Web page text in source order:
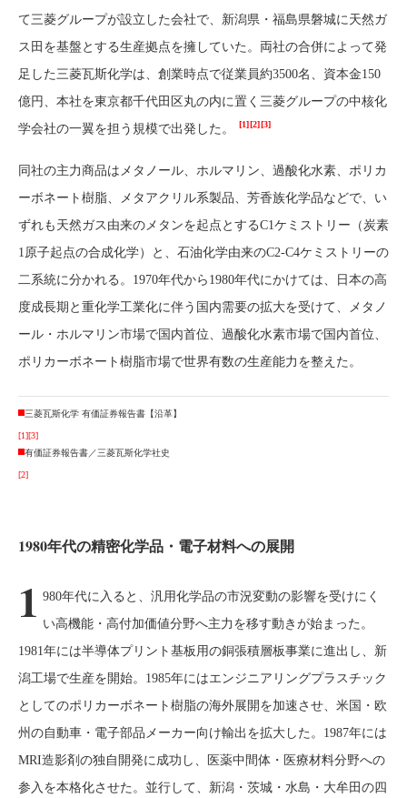
て三菱グループが設立した会社で、新潟県・福島県磐城に天然ガ
ス田を基盤とする生産拠点を擁していた。両社の合併によって発
足した三菱瓦斯化学は、創業時点で従業員約3500名、資本金150
億円、本社を東京都千代田区丸の内に置く三菱グループの中核化
学会社の一翼を担う規模で出発した。
[1][2][3]
同社の主力商品はメタノール、ホルマリン、過酸化水素、ポリカ
ーボネート樹脂、メタアクリル系製品、芳香族化学品などで、い
ずれも天然ガス由来のメタンを起点とするC1ケミストリー（炭素
1原子起点の合成化学）と、石油化学由来のC2-C4ケミストリーの
二系統に分かれる。1970年代から1980年代にかけては、日本の高
度成長期と重化学工業化に伴う国内需要の拡大を受けて、メタノ
ール・ホルマリン市場で国内首位、過酸化水素市場で国内首位、
ポリカーボネート樹脂市場で世界有数の生産能力を整えた。
三菱瓦斯化学 有価証券報告書【沿革】
[1][3]
有価証券報告書／三菱瓦斯化学社史
[2]
1980年代の精密化学品・電子材料への展開
1 980年代に入ると、汎用化学品の市況変動の影響を受けにく
い高機能・高付加価値分野へ主力を移す動きが始まった。
1981年には半導体プリント基板用の銅張積層板事業に進出し、新
潟工場で生産を開始。1985年にはエンジニアリングプラスチック
としてのポリカーボネート樹脂の海外展開を加速させ、米国・欧
州の自動車・電子部品メーカー向け輸出を拡大した。1987年には
MRI造影剤の独自開発に成功し、医薬中間体・医療材料分野への
参入を本格化させた。並行して、新潟・茨城・水島・大牟田の四